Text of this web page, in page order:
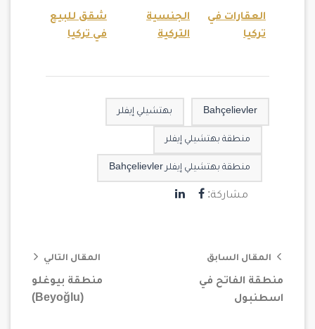
العقارات في
تركيا
الجنسية
التركية
شقق للبيع
في تركيا
Bahçelievler بهتشيلي إيفلر
منطقة بهتشيلي إيفلر
منطقة بهتشيلي إيفلر Bahçelievler
مشاركة:
المقال السابق
منطقة الفاتح في
اسطنبول
المقال التالي
منطقة بيوغلو
(Beyoğlu)